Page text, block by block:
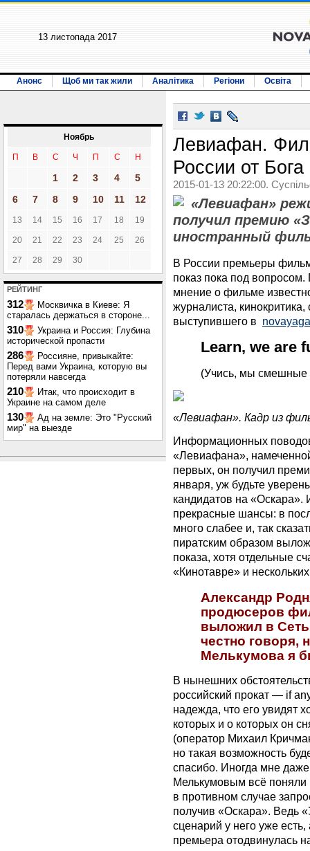
13 листопада 2017
Анонс Щоб ми так жили Аналітика Регіони Освіта
Ноябрь
П В С Ч П С Н
1 2 3 4
5
6
7 8 9 10 11 12
13 14 15 16 17 18 19
20 21 22 23 24 25 26
27 28 29 30
РЕЙТИНГ
312
Москвичка в Киеве: Я
старалась держаться в стороне...
310
Украина и Россия: Глубина
исторической пропасти
286
Россияне, привыкайте:
Перед вами Украина, которую вы
потеряли навсегда
210
Итак, что происходит в
Украине на самом деле
130
Ад на земле: Это "Русский
мир" на выезде
Левиафан.
России от Бога
2015-01-13 20:22:00.
«Левиафан»
получил премию
иностранный
В России премьеры
показ пока под
мнение о фильме
журналиста,
выступившего в
Learn, we are
(Учись, мы смешные
«Левиафан». Кадр из
Информационных
«Левиафана»,
первых, он получил
января, уж будьте
кандидатов на «Оскара».
прекрасные шансы: в
много слабее и, так
пиратским образом
показа, хотя отдельные
«Кинотавре» и
Александр
продюсеров
выложил в Сеть
честно говоря,
Мелькумова я
В нынешних
российский прокат — if
надежда, что его увидят
которых и о которых он
(оператор Михаил
но такая возможность
спасибо. Иногда мне
Мелькумовым всё поняли
в противном случае
получив «Оскара». Ведь
сценарий у него уже
премьера отодвинулась